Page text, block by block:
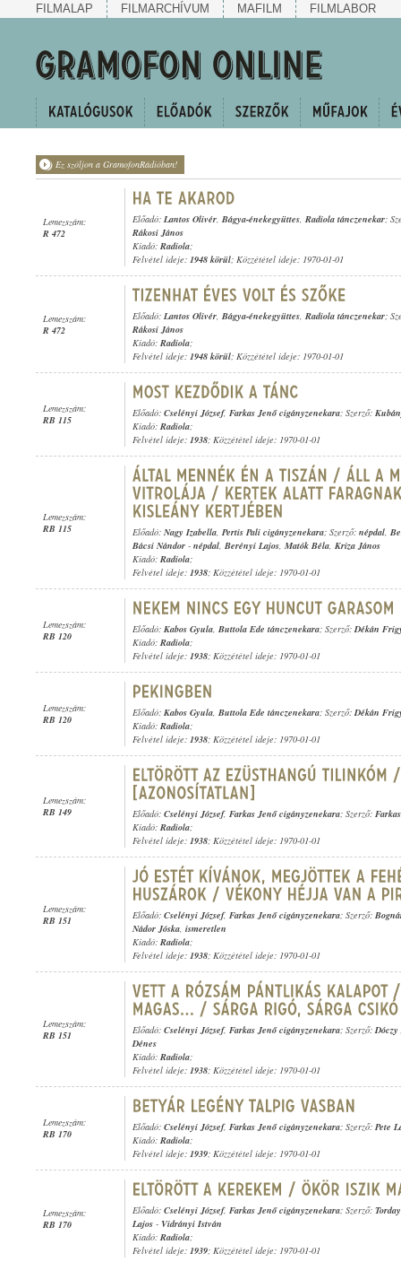
FILMALAP FILMARCHÍVUM MAFILM FILMLABOR
Ez szóljon a GramofonRádióban!
Lemezszám:
R 472
Előadó: Lantos Olivér, Bágya-énekegyüttes, Radiola tánczenekar;
Rákosi János
Kiadó: Radiola;
Felvétel ideje: 1948 körül; Közzététel ideje: 1970-01-01
Lemezszám:
R 472
Előadó: Lantos Olivér, Bágya-énekegyüttes, Radiola tánczenekar;
Rákosi János
Kiadó: Radiola;
Felvétel ideje: 1948 körül; Közzététel ideje: 1970-01-01
Lemezszám:
RB 115
Előadó: Cselényi József, Farkas Jenő cigányzenekara; Szerző:
Kiadó: Radiola;
Felvétel ideje: 1938; Közzététel ideje: 1970-01-01
Lemezszám:
RB 115
Előadó: Nagy Izabella, Pertis Pali cigányzenekara; Szerző: népdal,
Bácsi Nándor - népdal, Berényi Lajos, Matók Béla, Kriza János
Kiadó: Radiola;
Felvétel ideje: 1938; Közzététel ideje: 1970-01-01
Lemezszám:
RB 120
Előadó: Kabos Gyula, Buttola Ede tánczenekara; Szerző:Dékán
Kiadó: Radiola;
Felvétel ideje: 1938; Közzététel ideje: 1970-01-01
Lemezszám:
RB 120
Előadó: Kabos Gyula, Buttola Ede tánczenekara; Szerző:Dékán
Kiadó: Radiola;
Felvétel ideje: 1938; Közzététel ideje: 1970-01-01
Lemezszám:
RB 149
Előadó: Cselényi József, Farkas Jenő cigányzenekara; Szerző:
Kiadó: Radiola;
Felvétel ideje: 1938; Közzététel ideje: 1970-01-01
Lemezszám:
RB 151
Előadó: Cselényi József, Farkas Jenő cigányzenekara; Szerző:
Nádor Jóska, ismeretlen
Kiadó: Radiola;
Felvétel ideje: 1938; Közzététel ideje: 1970-01-01
Lemezszám:
RB 151
Előadó: Cselényi József, Farkas Jenő cigányzenekara; Szerző:Dóczy
Dénes
Kiadó: Radiola;
Felvétel ideje: 1938; Közzététel ideje: 1970-01-01
Lemezszám:
RB 170
Előadó: Cselényi József, Farkas Jenő cigányzenekara; Szerző: Pete
Kiadó: Radiola;
Felvétel ideje: 1939; Közzététel ideje: 1970-01-01
Lemezszám:
RB 170
Előadó: Cselényi József, Farkas Jenő cigányzenekara; Szerző:
Lajos - Vidrányi István
Kiadó: Radiola;
Felvétel ideje: 1939; Közzététel ideje: 1970-01-01